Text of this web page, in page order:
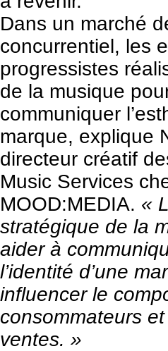
Dans un marché
concurrentiel, les
progressistes
de la musique
communiquer
marque, explique
directeur créatif
Music Services
MOOD:MEDIA. «
stratégique de la
aider à
l’identité d’une
influencer le
consommateurs
ventes. »